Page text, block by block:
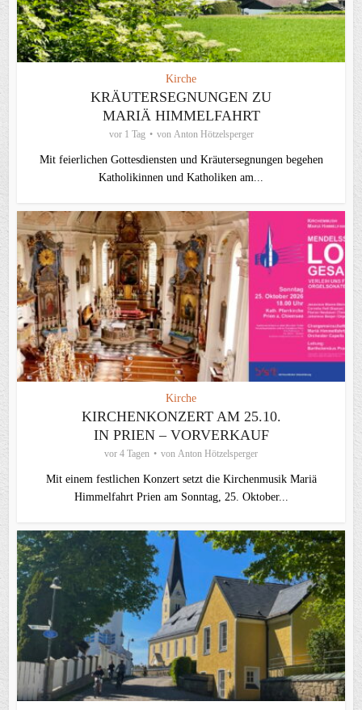
Kirche
KRÄUTERSEGNUNGEN ZU
MARIÄ HIMMELFAHRT
vor 1 Tag von Anton Hötzelsperger
Mit feierlichen Gottesdiensten und Kräutersegnungen begehen
Katholikinnen und Katholiken am...
Kirche
KIRCHENKONZERT AM 25.10.
IN PRIEN – VORVERKAUF
vor 4 Tagen von Anton Hötzelsperger
Mit einem festlichen Konzert setzt die Kirchenmusik Mariä
Himmelfahrt Prien am Sonntag, 25. Oktober...